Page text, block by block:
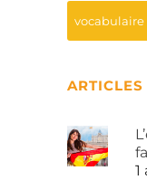
vocabulaire
1